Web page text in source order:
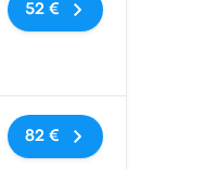
52 €
82 €